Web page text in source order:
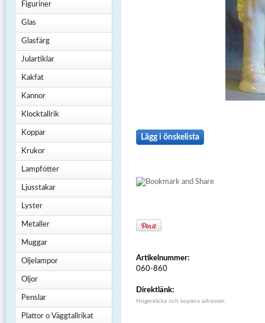
Figuriner
Glas
Glasfärg
Julartiklar
Kakfat
Kannor
Klocktallrik
Koppar
Krukor
Lampfötter
Ljusstakar
Lyster
Metaller
Muggar
Oljelampor
Oljor
Penslar
Plattor o Väggtallrikat
Lägg i önskelista
Artikelnummer:
060-860
Direktlänk:
Högerklicka och kopiera adressen